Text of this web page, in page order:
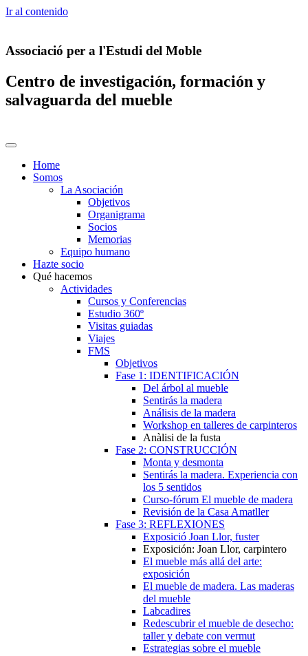
Ir al contenido
Associació per a l'Estudi del Moble
Centro de investigación, formación y
salvaguarda del mueble
Home
Somos
La Asociación
Objetivos
Organigrama
Socios
Memorias
Equipo humano
Hazte socio
Qué hacemos
Actividades
Cursos y Conferencias
Estudio 360º
Visitas guiadas
Viajes
FMS
Objetivos
Fase 1: IDENTIFICACIÓN
Del árbol al mueble
Sentirás la madera
Análisis de la madera
Workshop en talleres de carpinteros
Anàlisi de la fusta
Fase 2: CONSTRUCCIÓN
Monta y desmonta
Sentirás la madera. Experiencia con
los 5 sentidos
Curso-fórum El mueble de madera
Revisión de la Casa Amatller
Fase 3: REFLEXIONES
Exposició Joan Llor, fuster
Exposición: Joan Llor, carpintero
El mueble más allá del arte:
exposición
El mueble de madera. Las maderas
del mueble
Labcadires
Redescubrir el mueble de desecho:
taller y debate con vermut
Estrategias sobre el mueble